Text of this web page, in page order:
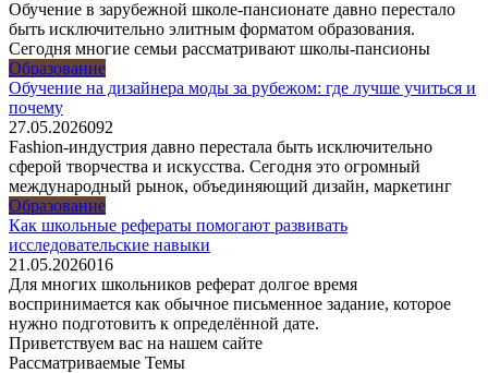
Обучение в зарубежной школе-пансионате давно перестало
быть исключительно элитным форматом образования.
Сегодня многие семьи рассматривают школы-пансионы
Образование
Обучение на дизайнера моды за рубежом: где лучше учиться и
почему
27.05.2026092
Fashion-индустрия давно перестала быть исключительно
сферой творчества и искусства. Сегодня это огромный
международный рынок, объединяющий дизайн, маркетинг
Образование
Как школьные рефераты помогают развивать
исследовательские навыки
21.05.2026016
Для многих школьников реферат долгое время
воспринимается как обычное письменное задание, которое
нужно подготовить к определённой дате.
Приветствуем вас на нашем сайте
Рассматриваемые Темы